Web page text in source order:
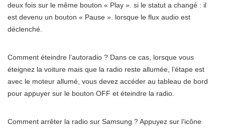
deux fois sur le même bouton « Play ». si le statut a changé : il
est devenu un bouton « Pause ». lorsque le flux audio est
déclenché.
Comment éteindre l’autoradio ? Dans ce cas, lorsque vous
éteignez la voiture mais que la radio reste allumée, l’étape est
avec le moteur allumé, vous devez accéder au tableau de bord
pour appuyer sur le bouton OFF et éteindre la radio.
Comment arrêter la radio sur Samsung ? Appuyez sur l’icône